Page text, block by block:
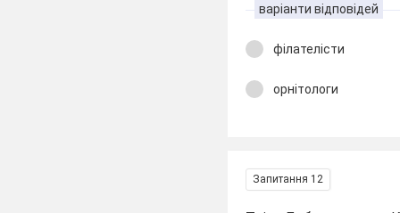
варіанти відповідей
філателісти
орнітологи
Запитання 12